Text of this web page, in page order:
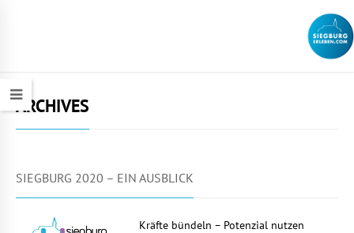
ARCHIVES
SIEGBURG 2020 – EIN AUSBLICK
Kräfte bündeln – Potenzial nutzen